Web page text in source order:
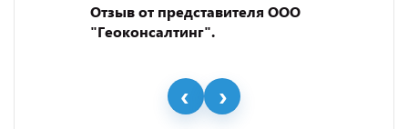
Отзыв от представителя ООО
"Геоконсалтинг".